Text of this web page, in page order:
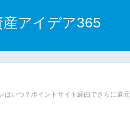
産アイデア365
はいつ？ポイントサイト経由でさらに還元